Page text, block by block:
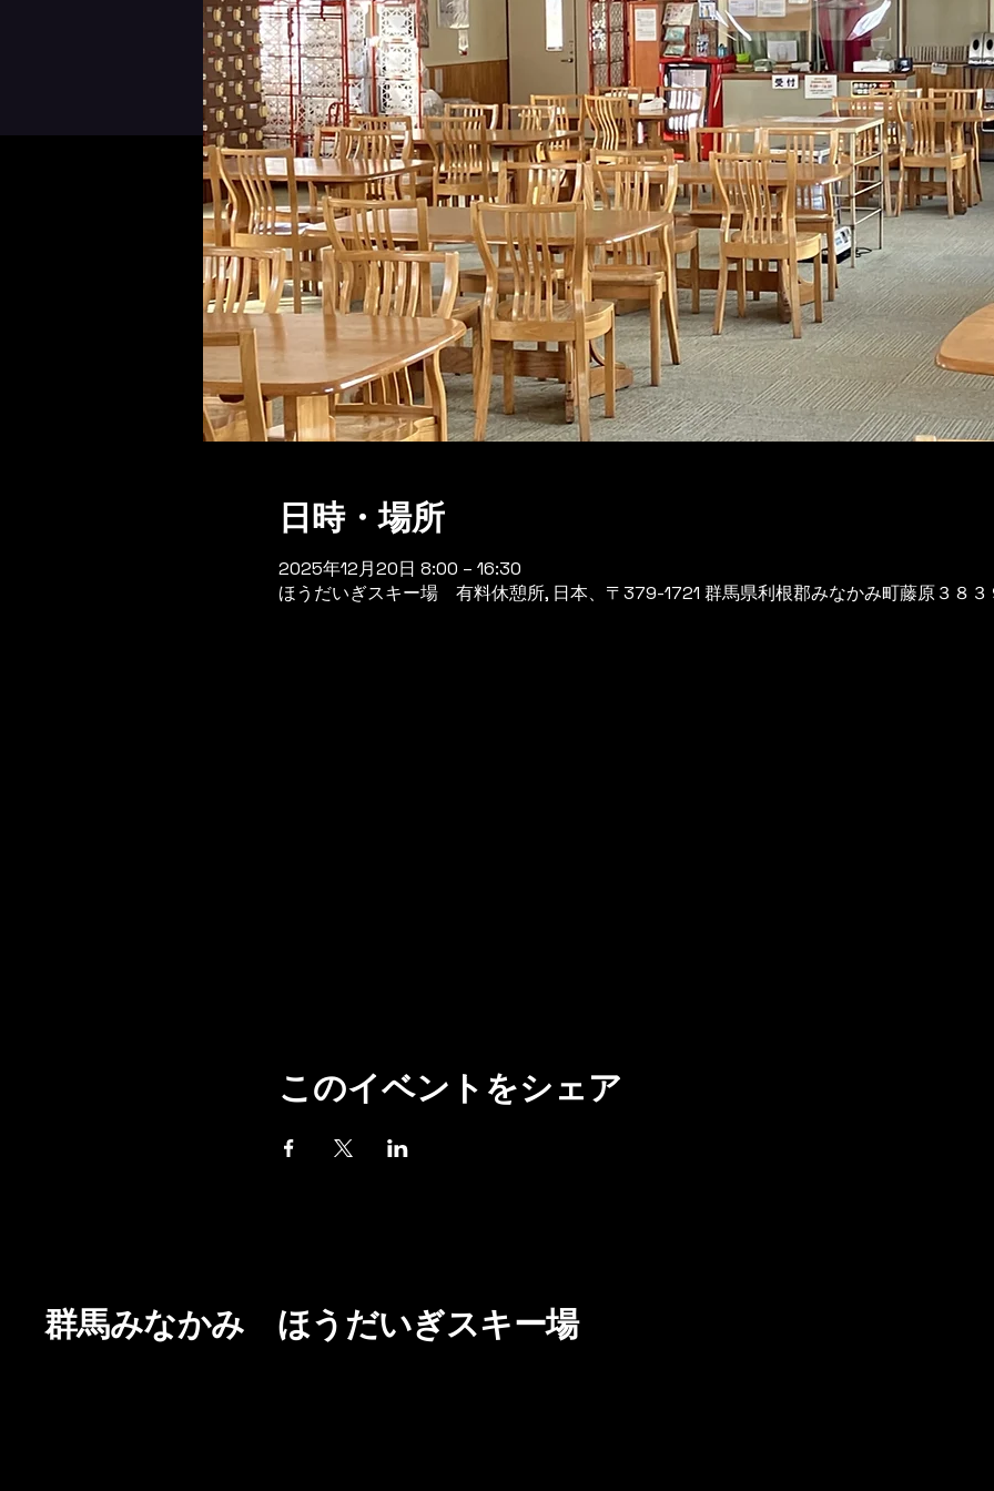
日時・場所
2025年12月20日 8:00 – 16:30
ほうだいぎスキー場 有料休憩所, 日本、〒379-1721 群馬県利根郡みなかみ町藤原３８３
このイベントをシェア
群馬みなかみ ほうだいぎスキー場